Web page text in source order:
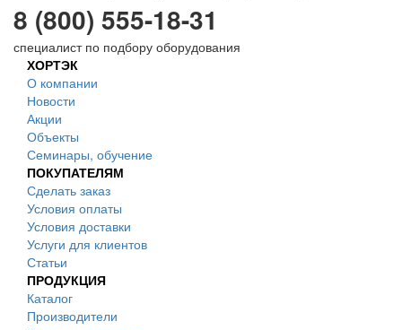
8 (800) 555-18-31
специалист по подбору оборудования
ХОРТЭК
О компании
Новости
Акции
Объекты
Семинары, обучение
ПОКУПАТЕЛЯМ
Сделать заказ
Условия оплаты
Условия доставки
Услуги для клиентов
Статьи
ПРОДУКЦИЯ
Каталог
Производители